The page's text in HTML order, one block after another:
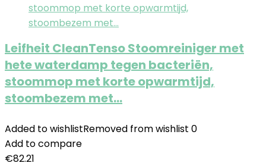
Leifheit CleanTenso Stoomreiniger met
hete waterdamp tegen bacteriën,
stoommop met korte opwarmtijd,
stoombezem met…
Added to wishlistRemoved from wishlist 0
Add to compare
€82.21